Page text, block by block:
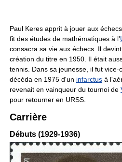
Paul Keres apprit à jouer aux
fit des études de mathématiques à l'
consacra sa vie aux échecs. Il devint
création du titre en 1950. Il était
tennis. Dans sa jeunesse, il fut
décéda en 1975 d'un infarctus à
revenait en vainqueur du tournoi de
pour retourner en URSS.
Carrière
Débuts (1929-1936)